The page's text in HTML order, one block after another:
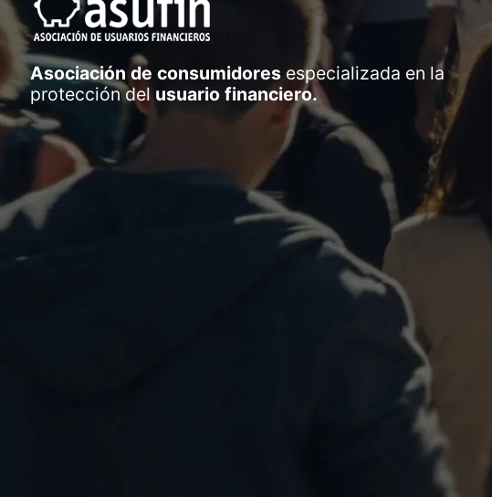
Asociación de consumidoresespecializada en la
protección del usuario financiero.